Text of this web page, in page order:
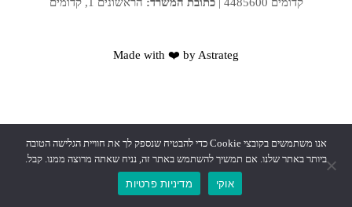
Made with ❤️ by Astrateg
אנו משתמשים בקובצי Cookie כדי להבטיח שנספק לך את חוויית הגלישה הטובה
ביותר באתר שלנו. אם תמשיך להשתמש באתר זה, נניח שאתה מרוצה ממנו. קבל.
אוקי מדיניות פרטיות